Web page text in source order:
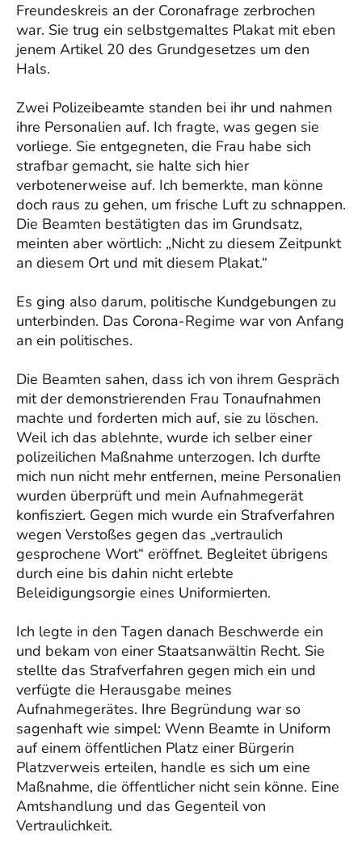
Freundeskreis an der Coronafrage zerbrochen
war. Sie trug ein selbstgemaltes Plakat mit eben
jenem Artikel 20 des Grundgesetzes um den
Hals.
Zwei Polizeibeamte standen bei ihr und nahmen
ihre Personalien auf. Ich fragte, was gegen sie
vorliege. Sie entgegneten, die Frau habe sich
strafbar gemacht, sie halte sich hier
verbotenerweise auf. Ich bemerkte, man könne
doch raus zu gehen, um frische Luft zu schnappen.
Die Beamten bestätigten das im Grundsatz,
meinten aber wörtlich: „Nicht zu diesem Zeitpunkt
an diesem Ort und mit diesem Plakat.“
Es ging also darum, politische Kundgebungen zu
unterbinden. Das Corona-Regime war von Anfang
an ein politisches.
Die Beamten sahen, dass ich von ihrem Gespräch
mit der demonstrierenden Frau Tonaufnahmen
machte und forderten mich auf, sie zu löschen.
Weil ich das ablehnte, wurde ich selber einer
polizeilichen Maßnahme unterzogen. Ich durfte
mich nun nicht mehr entfernen, meine Personalien
wurden überprüft und mein Aufnahmegerät
konfisziert. Gegen mich wurde ein Strafverfahren
wegen Verstoßes gegen das „vertraulich
gesprochene Wort“ eröffnet. Begleitet übrigens
durch eine bis dahin nicht erlebte
Beleidigungsorgie eines Uniformierten.
Ich legte in den Tagen danach Beschwerde ein
und bekam von einer Staatsanwältin Recht. Sie
stellte das Strafverfahren gegen mich ein und
verfügte die Herausgabe meines
Aufnahmegerätes. Ihre Begründung war so
sagenhaft wie simpel: Wenn Beamte in Uniform
auf einem öffentlichen Platz einer Bürgerin
Platzverweis erteilen, handle es sich um eine
Maßnahme, die öffentlicher nicht sein könne. Eine
Amtshandlung und das Gegenteil von
Vertraulichkeit.